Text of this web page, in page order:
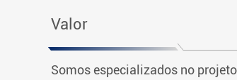
Valor
Somos especializados no